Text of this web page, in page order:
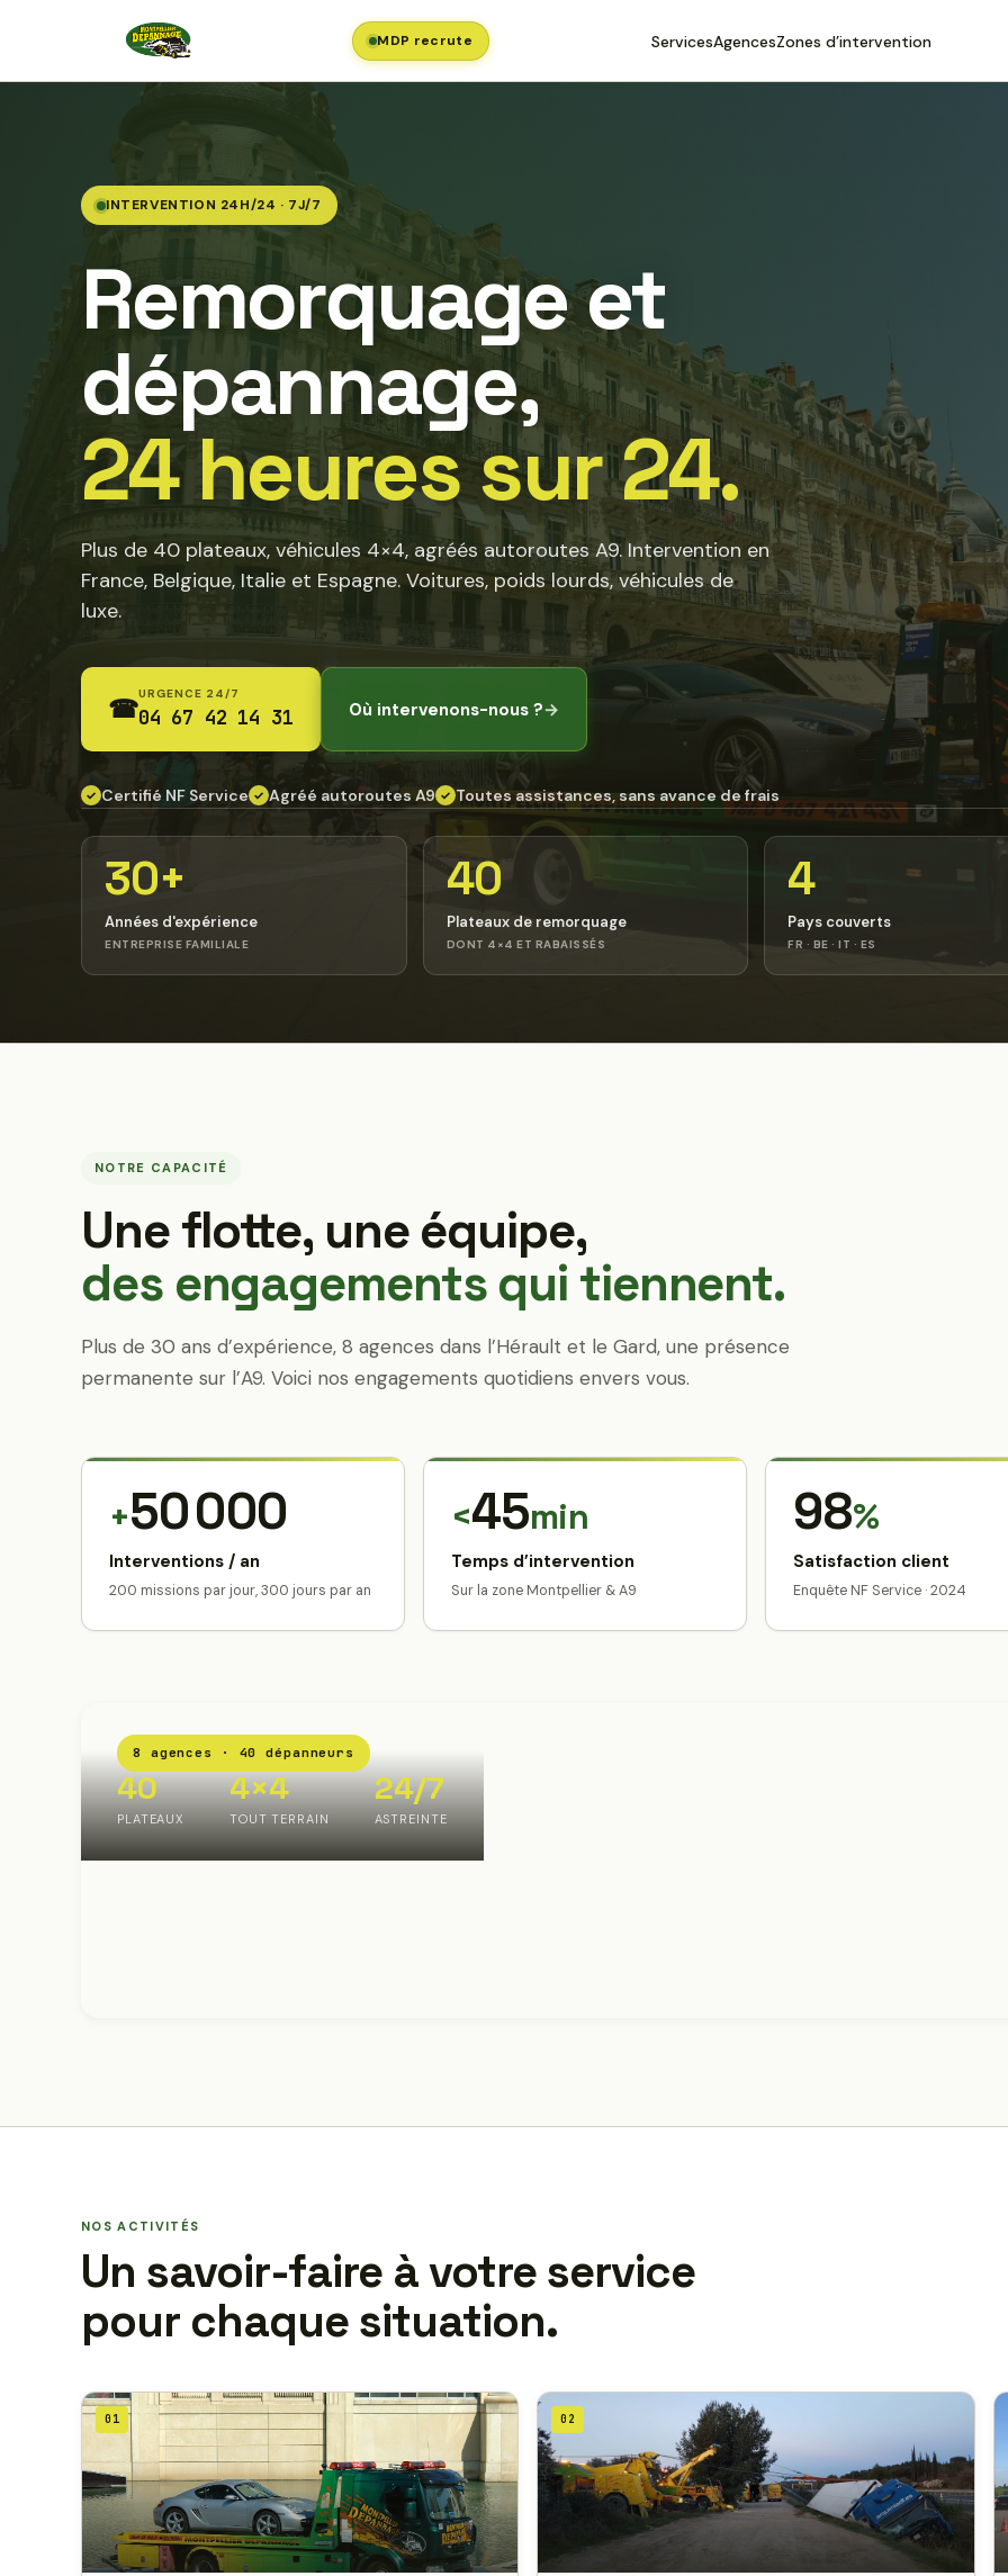
MDP recrute ServicesAgencesZones d’intervention
INTERVENTION 24H/24 · 7J/7
Remorquage et
dépannage,
24 heures sur 24.
Plus de 40 plateaux, véhicules 4×4, agréés autoroutes A9. Intervention en
France, Belgique, Italie et Espagne. Voitures, poids lourds, véhicules de
luxe.
☎URGENCE 24/7
04 67 42 14 31 Où intervenons-nous ?→
✓ Certifié NF Service ✓ Agréé autoroutes A9 ✓ Toutes assistances, sans avance de frais
30+
Années d'expérience
ENTREPRISE FAMILIALE
40
Plateaux de remorquage
DONT 4×4 ET RABAISSÉS
4
Pays couverts
FR · BE · IT · ES
NOTRE CAPACITÉ
Une flotte, une équipe,
des engagements qui tiennent.
Plus de 30 ans d’expérience, 8 agences dans l’Hérault et le Gard, une présence
permanente sur l’A9. Voici nos engagements quotidiens envers vous.
+50 000
Interventions / an
200 missions par jour, 300 jours par an
<45min
Temps d’intervention
Sur la zone Montpellier & A9
98%
Satisfaction client
Enquête NF Service · 2024
8 agences · 40 dépanneurs
40
PLATEAUX
4×4
TOUT TERRAIN
24/7
ASTREINTE
NOS ACTIVITÉS
Un savoir-faire à votre service
pour chaque situation.
01 02